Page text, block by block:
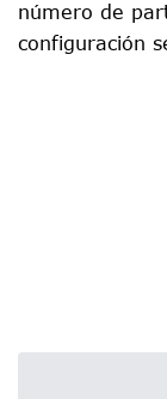
número de
configuración